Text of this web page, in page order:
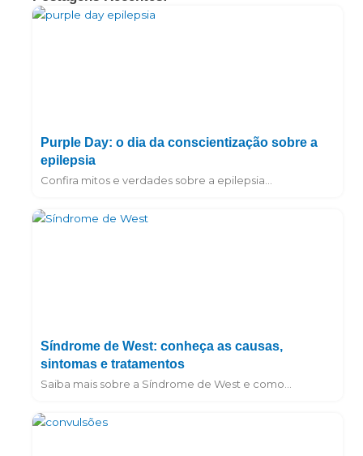
Purple Day: o dia da conscientização sobre a
epilepsia
Confira mitos e verdades sobre a epilepsia...
Síndrome de West: conheça as causas,
sintomas e tratamentos
Saiba mais sobre a Síndrome de West e como...